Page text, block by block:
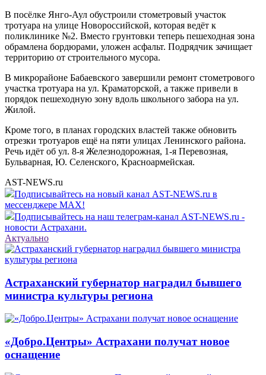
В посёлке Янго-Аул обустроили стометровый участок
тротуара на улице Новороссийской, которая ведёт к
поликлинике №2. Вместо грунтовки теперь пешеходная зона
обрамлена бордюрами, уложен асфальт. Подрядчик зачищает
территорию от строительного мусора.
В микрорайоне Бабаевского завершили ремонт стометрового
участка тротуара на ул. Краматорской, а также привели в
порядок пешеходную зону вдоль школьного забора на ул.
Жилой.
Кроме того, в планах городских властей также обновить
отрезки тротуаров ещё на пяти улицах Ленинского района.
Речь идёт об ул. 8-я Железнодорожная, 1-я Перевозная,
Бульварная, Ю. Селенского, Красноармейская.
AST-NEWS.ru
Подписывайтесь на новый канал AST-NEWS.ru в
мессенджере MAX!
Подписывайтесь на наш телеграм-канал AST-NEWS.ru -
новости Астрахани.
Актуально
Астраханский губернатор наградил бывшего
министра культуры региона
«Добро.Центры» Астрахани получат новое
оснащение